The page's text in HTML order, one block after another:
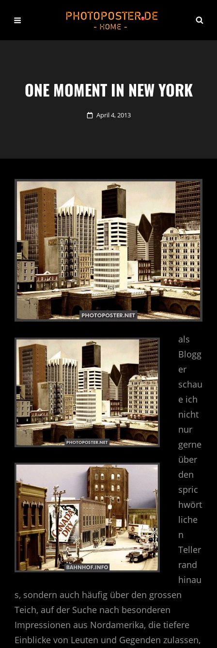
ONE MOMENT IN NEW YORK
Posted
April 4, 2013
als
Blogg
er
schau
e ich
nicht
nur
gerne
über
den
spric
hwört
liche
n
Teller
rand
hinau
s, sondern auch häufig über den grossen
Teich, auf der Suche nach besonderen
Impressionen aus Nordamerika, die tiefere
Einblicke von Leuten und Gegenden zulassen,